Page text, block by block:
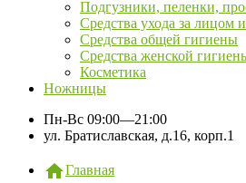
Подгузники, пеленки,
Средства ухода за лицом
Средства общей гигиены
Средства женской
Косметика
Ножницы
Пн-Вс 09:00—21:00
ул. Братиславская, д.16, корп.1
Главная